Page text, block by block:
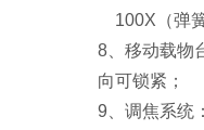
100X（弹
8、移动载物
向可锁紧；
9、调焦系统